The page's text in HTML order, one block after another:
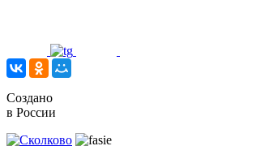
Создано
в России